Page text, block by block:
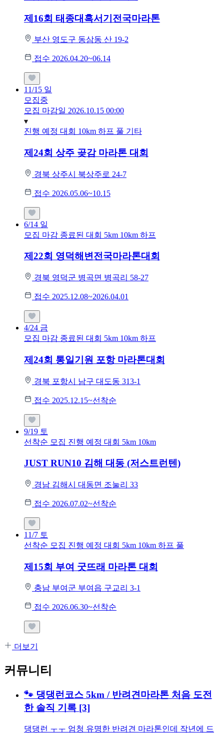
제16회 태종대혹서기전국마라톤
부산 영도구 동삼동 산 19-2
접수 2026.04.20~06.14
11/15 일
모집중
모집 마감일 2026.10.15 00:00
진행 예정 대회 10km 하프 풀 기타
제24회 상주 곶감 마라톤 대회
경북 상주시 북상주로 24-7
접수 2026.05.06~10.15
6/14 일
모집 마감 종료된 대회 5km 10km 하프
제22회 영덕해변전국마라톤대회
경북 영덕군 병곡면 병곡리 58-27
접수 2025.12.08~2026.04.01
4/24 금
모집 마감 종료된 대회 5km 10km 하프
제24회 통일기원 포항 마라톤대회
경북 포항시 남구 대도동 313-1
접수 2025.12.15~선착순
9/19 토
선착순 모집 진행 예정 대회 5km 10km
JUST RUN10 김해 대동 (저스트런텐)
경남 김해시 대동면 조눌리 33
접수 2026.07.02~선착순
11/7 토
선착순 모집 진행 예정 대회 5km 10km 하프 풀
제15회 부여 굿뜨래 마라톤 대회
충남 부여군 부여읍 구교리 3-1
접수 2026.06.30~선착순
더보기
커뮤니티
🐾 댕댕런코스 5km / 반려견마라톤 처음 도전
한 솔직 기록 [3]
댕댕런 ㅜㅜ 엄청 유명한 반려견 마라톤인데 작년에 드